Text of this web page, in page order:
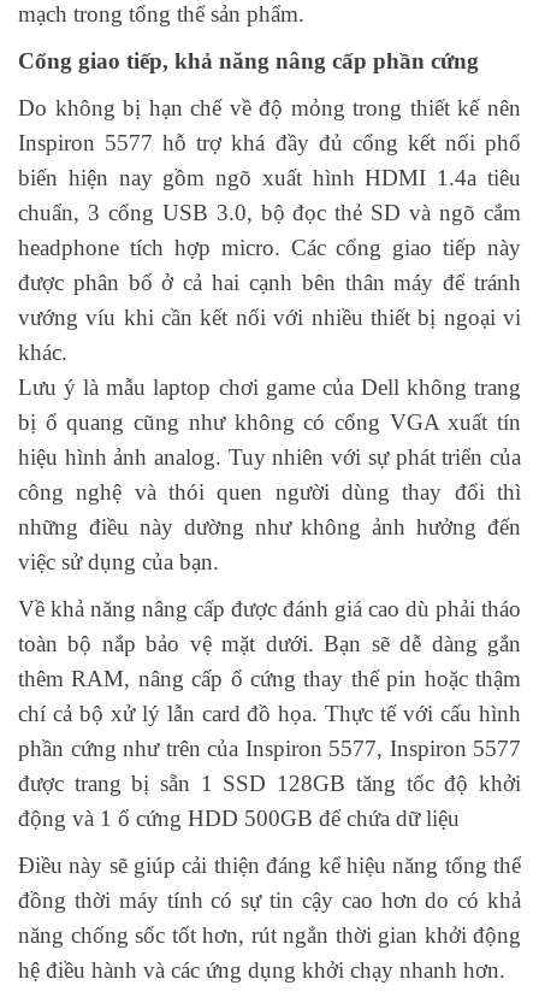
mạch trong tổng thể sản phẩm.
Cổng giao tiếp, khả năng nâng cấp phần cứng
Do không bị hạn chế về độ mỏng trong thiết kế nên
Inspiron 5577 hỗ trợ khá đầy đủ cổng kết nối phổ
biến hiện nay gồm ngõ xuất hình HDMI 1.4a tiêu
chuẩn, 3 cổng USB 3.0, bộ đọc thẻ SD và ngõ cắm
headphone tích hợp micro. Các cổng giao tiếp này
được phân bố ở cả hai cạnh bên thân máy để tránh
vướng víu khi cần kết nối với nhiều thiết bị ngoại vi
khác.
Lưu ý là mẫu laptop chơi game của Dell không trang
bị ổ quang cũng như không có cổng VGA xuất tín
hiệu hình ảnh analog. Tuy nhiên với sự phát triển của
công nghệ và thói quen người dùng thay đổi thì
những điều này dường như không ảnh hưởng đến
việc sử dụng của bạn.
Về khả năng nâng cấp được đánh giá cao dù phải tháo
toàn bộ nắp bảo vệ mặt dưới. Bạn sẽ dễ dàng gắn
thêm RAM, nâng cấp ổ cứng thay thế pin hoặc thậm
chí cả bộ xử lý lẫn card đồ họa. Thực tế với cấu hình
phần cứng như trên của Inspiron 5577, Inspiron 5577
được trang bị sẵn 1 SSD 128GB tăng tốc độ khởi
động và 1 ổ cứng HDD 500GB để chứa dữ liệu
Điều này sẽ giúp cải thiện đáng kể hiệu năng tổng thể
đồng thời máy tính có sự tin cậy cao hơn do có khả
năng chống sốc tốt hơn, rút ngắn thời gian khởi động
hệ điều hành và các ứng dụng khởi chạy nhanh hơn.